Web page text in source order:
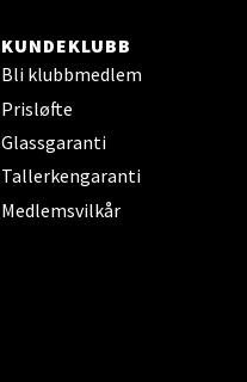
KUNDEKLUBB
Bli klubbmedlem
Prisløfte
Glassgaranti
Tallerkengaranti
Medlemsvilkår